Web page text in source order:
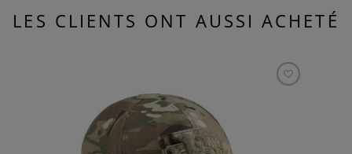
LES CLIENTS ONT AUSSI ACHETÉ